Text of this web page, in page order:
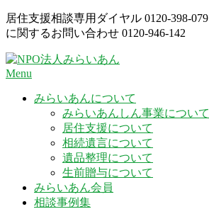
Skip
to
content
居住支援相談専用ダイヤル 0120-398-079
に関するお問い合わせ 0120-946-142
Menu
みらいあんについて
みらいあんしん事業について
居住支援について
相続遺言について
遺品整理について
生前贈与について
みらいあん会員
相談事例集